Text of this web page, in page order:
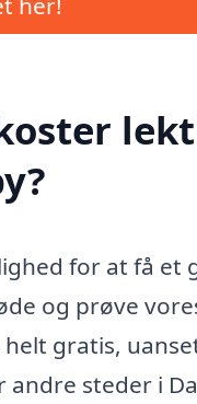
for at få et
og prøve
gratis,
andre steder i